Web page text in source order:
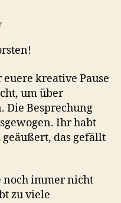
kreative Pause
um über
Die Besprechung
Ihr habt
das gefällt
noch immer nicht
zu viele